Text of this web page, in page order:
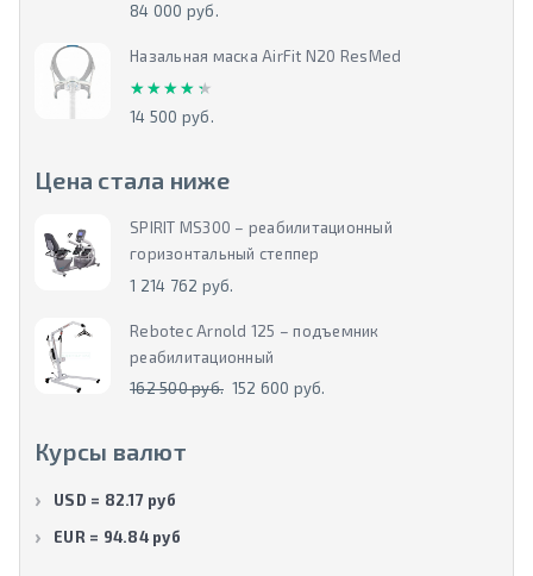
84 000 руб.
Назальная маска AirFit N20 ResMed
★★★★★
★★★★★
14 500 руб.
Цена стала ниже
SPIRIT MS300 – реабилитационный
горизонтальный степпер
1 214 762 руб.
Rebotec Arnold 125 – подъемник
реабилитационный
162 500 руб. 152 600 руб.
Курсы валют
USD = 82.17 руб
EUR = 94.84 руб